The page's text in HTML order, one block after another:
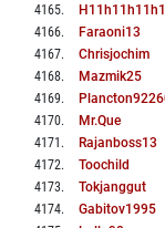
4165.
4166. Faraoni13
4167. Chrisjochim
4168. Mazmik25
4169.
4170. Mr.que
4171 . Rajanboss13
4172. Toochild
4173. Tokjanggut
4174. Gabitov1995